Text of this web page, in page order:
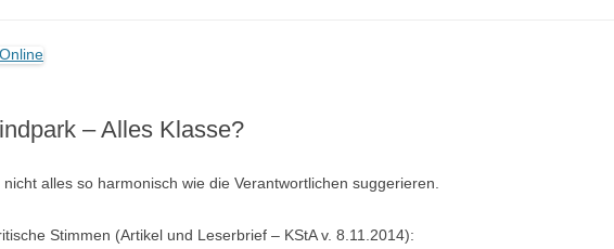
– Alles Klasse?
alles so harmonisch wie die Verantwortlichen suggerieren.
Stimmen (Artikel und Leserbrief – KStA v. 8.11.2014):